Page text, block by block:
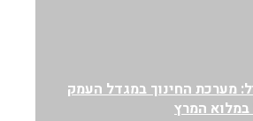
מערכת החינוך במגדל העמק
המרץ